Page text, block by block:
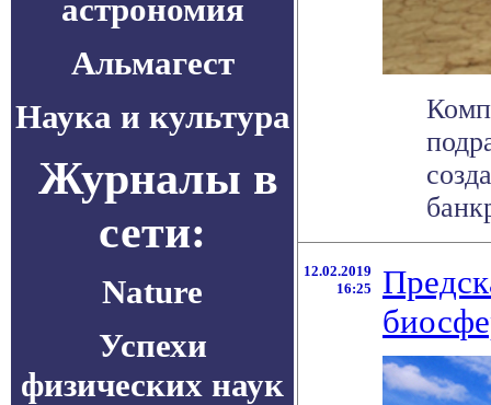
астрономия
Альмагест
Наука и культура
Журналы в
сети:
Nature
Успехи
физических наук
12.02.2019
16:25